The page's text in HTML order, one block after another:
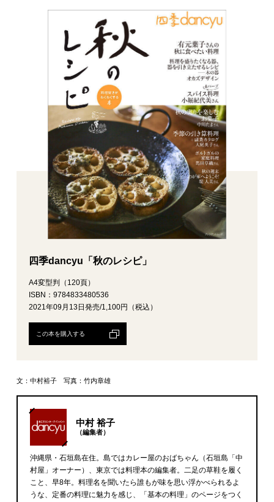
四季dancyu「秋のレシピ」
A4変型判（120頁）
ISBN：9784833480536
2021年09月13日発売/1,100円（税込）
この本を購入する
文：中村裕子 写真：竹内章雄
中村 裕子
（編集者）
沖縄県・石垣島在住。島ではカレー屋のおばちゃん（石垣島「中
村屋」オーナー）、東京では料理本の編集者。二足の草鞋を履く
こと、早8年。料理名を聞いたら誰もが味を思い浮かべられるよ
うな、定番の料理に魅力を感じ、「基本の料理」のページをつく